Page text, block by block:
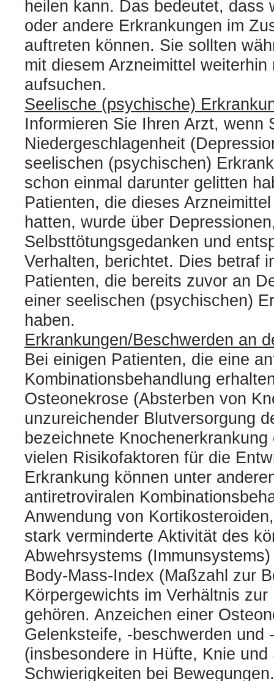
heilen kann. Das bedeutet, dass
oder andere Erkrankungen im
auftreten können. Sie sollten
mit diesem Arzneimittel
aufsuchen.
Seelische (psychische)
Informieren Sie Ihren Arzt, wenn
Niedergeschlagenheit
seelischen (psychischen)
schon einmal darunter gelitten
Patienten, die dieses
hatten, wurde über
Selbsttötungsgedanken und
Verhalten, berichtet. Dies betraf
Patienten, die bereits zuvor an
einer seelischen (psychischen)
haben.
Erkrankungen/Beschwerden an
Bei einigen Patienten, die eine
Kombinationsbehandlung
Osteonekrose (Absterben von
unzureichender Blutversorgung
bezeichnete
vielen Risikofaktoren für die
Erkrankung können unter
antiretroviralen
Anwendung von
stark verminderte Aktivität des
Abwehrsystems
Body-Mass-Index (Maßzahl zur
Körpergewichts im Verhältnis
gehören. Anzeichen einer
Gelenksteife, ‑beschwerden und
(insbesondere in Hüfte, Knie
Schwierigkeiten bei